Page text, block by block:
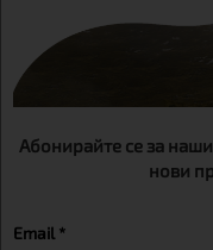
Абонирайте се за
нови
Email *
Екстрем спорт ЕООД,
гр. София, Овча